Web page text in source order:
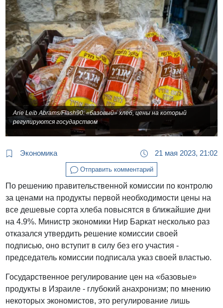
Arie Leib Abrams/Flash90: «базовый» хлеб, цены на который
регулируются государством
Экономика 21 мая 2023, 21:02
Отправить комментарий
По решению правительственной комиссии по контролю
за ценами на продукты первой необходимости цены на
все дешевые сорта хлеба повысятся в ближайшие дни
на 4.9%. Министр экономики Нир Баркат несколько раз
отказался утвердить решение комиссии своей
подписью, оно вступит в силу без его участия -
председатель комиссии подписала указ своей властью.
Государственное регулирование цен на «базовые»
продукты в Израиле - глубокий анахронизм; по мнению
некоторых экономистов, это регулирование лишь